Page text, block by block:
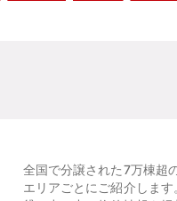
全国で分譲された7万棟超
エリアごとにご紹介します